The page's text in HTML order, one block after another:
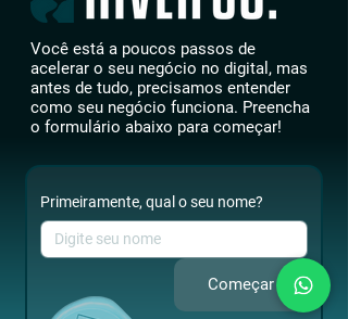
Você está a poucos passos de
acelerar o seu negócio no digital, mas
antes de tudo, precisamos entender
como seu negócio funciona. Preencha
o formulário abaixo para começar!
Primeiramente, qual o seu nome?
Começar